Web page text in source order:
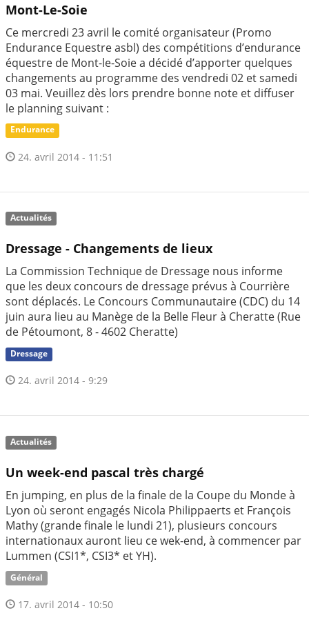
Mont-Le-Soie
Ce mercredi 23 avril le comité organisateur (Promo
Endurance Equestre asbl) des compétitions d’endurance
équestre de Mont-le-Soie a décidé d’apporter quelques
changements au programme des vendredi 02 et samedi
03 mai. Veuillez dès lors prendre bonne note et diffuser
le planning suivant :
Endurance
24. avril 2014 - 11:51
Actualités
Dressage - Changements de lieux
La Commission Technique de Dressage nous informe
que les deux concours de dressage prévus à Courrière
sont déplacés. Le Concours Communautaire (CDC) du 14
juin aura lieu au Manège de la Belle Fleur à Cheratte (Rue
de Pétoumont, 8 - 4602 Cheratte)
Dressage
24. avril 2014 - 9:29
Actualités
Un week-end pascal très chargé
En jumping, en plus de la finale de la Coupe du Monde à
Lyon où seront engagés Nicola Philippaerts et François
Mathy (grande finale le lundi 21), plusieurs concours
internationaux auront lieu ce wek-end, à commencer par
Lummen (CSI1*, CSI3* et YH).
Général
17. avril 2014 - 10:50